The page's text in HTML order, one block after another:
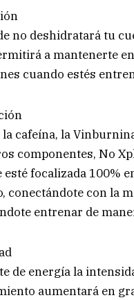
no deshidratará tu
a mantenerte
cuando estés
la cafeína, la
componentes, No
focalizada 100%
conectándote con la
entrenar de
de energía la
aumentará en